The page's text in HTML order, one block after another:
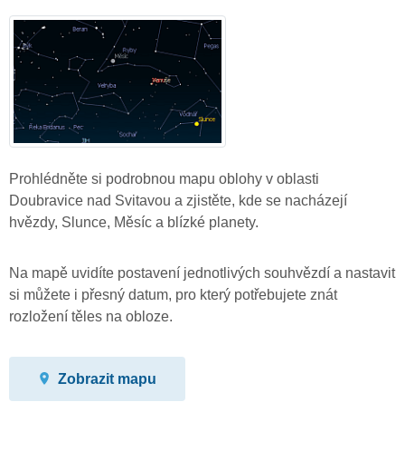
Prohlédněte si podrobnou mapu oblohy v oblasti
Doubravice nad Svitavou a zjistěte, kde se nacházejí
hvězdy, Slunce, Měsíc a blízké planety.
Na mapě uvidíte postavení jednotlivých souhvězdí a nastavit
si můžete i přesný datum, pro který potřebujete znát
rozložení těles na obloze.
Zobrazit mapu